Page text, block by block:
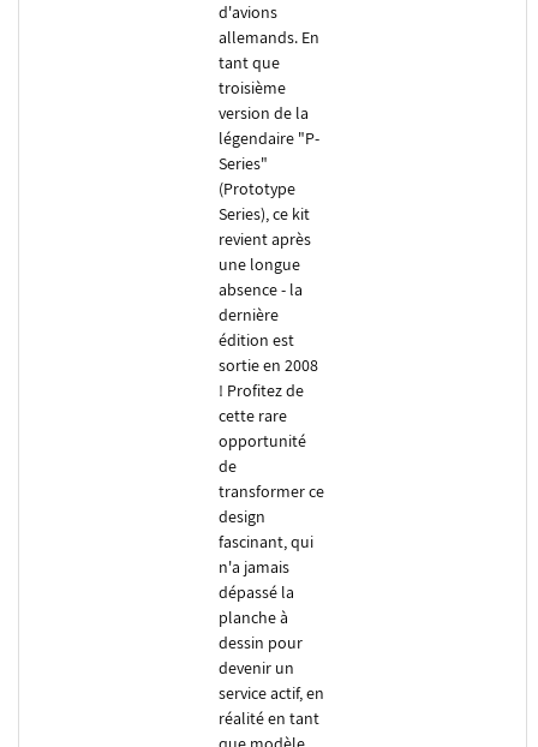
d'avions
allemands. En
tant que
troisième
version de la
légendaire "P-
Series"
(Prototype
Series), ce kit
revient après
une longue
absence - la
dernière
édition est
sortie en 2008
! Profitez de
cette rare
opportunité
de
transformer ce
design
fascinant, qui
n'a jamais
dépassé la
planche à
dessin pour
devenir un
service actif, en
réalité en tant